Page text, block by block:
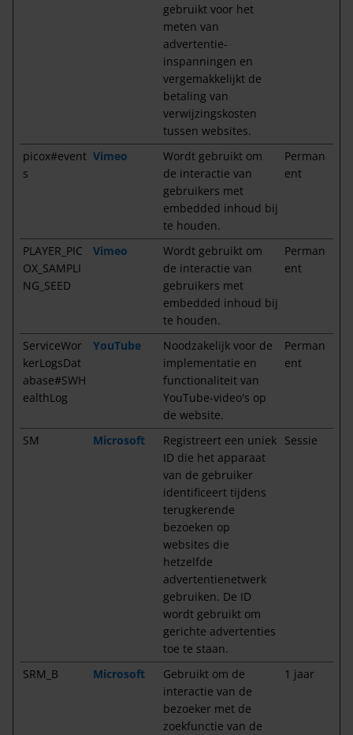
gebruikt voor het
meten van
advertentie-
inspanningen en
vergemakkelijkt de
betaling van
verwijzingskosten
tussen websites.
picox#event
s
Vimeo
Wordt gebruikt om
de interactie van
gebruikers met
embedded inhoud bij
te houden.
Perman
ent
PLAYER_PIC
OX_SAMPLI
NG_SEED
Vimeo
Wordt gebruikt om
de interactie van
gebruikers met
embedded inhoud bij
te houden.
Perman
ent
ServiceWor
kerLogsDat
abase#SWH
ealthLog
YouTube
Noodzakelijk voor de
implementatie en
functionaliteit van
YouTube-video's op
de website.
Perman
ent
SM Microsoft
Registreert een uniek
ID die het apparaat
van de gebruiker
identificeert tijdens
terugkerende
bezoeken op
websites die
hetzelfde
advertentienetwerk
gebruiken. De ID
wordt gebruikt om
gerichte advertenties
toe te staan.
Sessie
SRM_B Microsoft
Gebruikt om de
interactie van de
bezoeker met de
zoekfunctie van de
1 jaar